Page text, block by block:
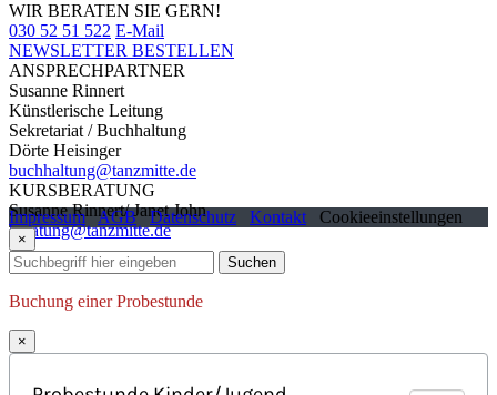
WIR BERATEN SIE GERN!
030 52 51 522 E-Mail
NEWSLETTER BESTELLEN
ANSPRECHPARTNER
Susanne Rinnert
Künstlerische Leitung
Sekretariat / Buchhaltung
Dörte Heisinger
buchhaltung@tanzmitte.de
KURSBERATUNG
Susanne Rinnert/ Janet John
beratung@tanzmitte.de
Impressum AGB Datenschutz Kontakt Cookieeinstellungen
×
Suchen
Buchung einer Probestunde
×